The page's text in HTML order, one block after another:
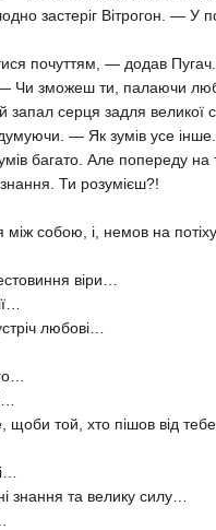
застеріг Вітрогон. — У
почуттям, — додав
Чи зможеш ти, палаючи
запал серця задля великої
— Як зумів усе інше.
багато. Але попереду на
Ти розумієш?!
між собою, і, немов на
віри…
любові…
той, хто пішов від
знання та велику силу…